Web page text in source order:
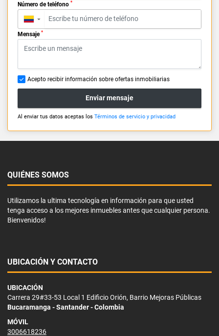
Número de teléfono *
▼
Mensaje *
Acepto recibir información sobre ofertas inmobiliarias
Enviar mensaje
Al enviar tus datos aceptas los Términos de servicio y privacidad
QUIÉNES SOMOS
Utilizamos la ultima tecnología en información para que usted
tenga acceso a los mejores inmuebles antes que cualquier persona.
Bienvenidos!
UBICACIÓN Y CONTACTO
UBICACIÓN
Carrera 29#33-53 Local 1 Edificio Orión, Barrio Mejoras Públicas
Bucaramanga - Santander - Colombia
MÓVIL
3006618236